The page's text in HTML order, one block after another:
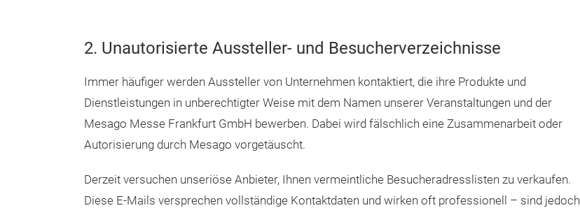
2. Unautorisierte Aussteller- und Besucherverzeichnisse
Immer häufiger werden Aussteller von Unternehmen kontaktiert, die ihre Produkte und
Dienstleistungen in unberechtigter Weise mit dem Namen unserer Veranstaltungen und der
Mesago Messe Frankfurt GmbH bewerben. Dabei wird fälschlich eine Zusammenarbeit oder
Autorisierung durch Mesago vorgetäuscht.
Derzeit versuchen unseriöse Anbieter, Ihnen vermeintliche Besucheradresslisten zu verkaufen.
Diese E-Mails versprechen vollständige Kontaktdaten und wirken oft professionell – sind jedoch